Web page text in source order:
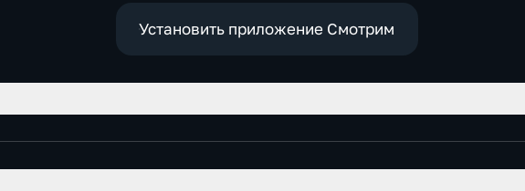
Установить приложение Смотрим